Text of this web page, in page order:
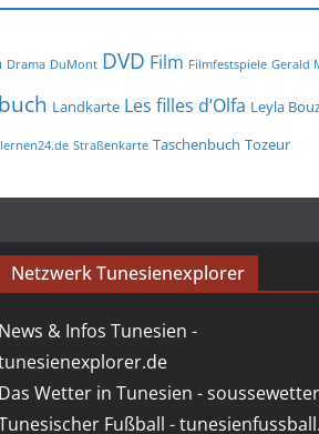
Drama DuMont DVD Film Filmfestspiele Gerald
Landkarte Les filles d’Olfa Leyla
Straßenkarte Taschenbuch Tozeur
Netzwerk Tunesienexplorer
News & Infos Tunesien -
Das Wetter in Tunesien -
Fußball -